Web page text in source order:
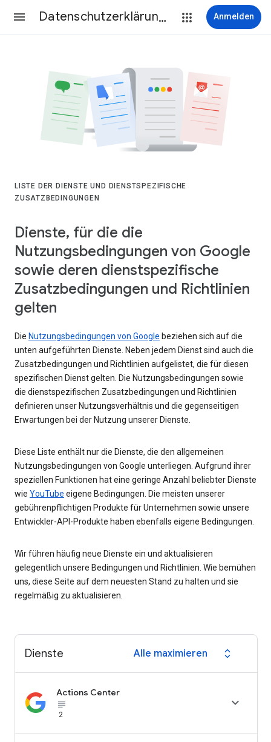
Datenschutzerklärung & Nutzungsbedingungen Anmelden
LISTE DER DIENSTE UND DIENSTSPEZIFISCHE
ZUSATZBEDINGUNGEN
Dienste, für die die
Nutzungsbedingungen von Google
sowie deren dienstspezifische
Zusatzbedingungen und Richtlinien
gelten
Die Nutzungsbedingungen von Google beziehen sich auf die
unten aufgeführten Dienste. Neben jedem Dienst sind auch die
Zusatzbedingungen und Richtlinien aufgelistet, die für diesen
spezifischen Dienst gelten. Die Nutzungsbedingungen sowie
die dienstspezifischen Zusatzbedingungen und Richtlinien
definieren unser Nutzungsverhältnis und die gegenseitigen
Erwartungen bei der Nutzung unserer Dienste.
Diese Liste enthält nur die Dienste, die den allgemeinen
Nutzungsbedingungen von Google unterliegen. Aufgrund ihrer
speziellen Funktionen hat eine geringe Anzahl beliebter Dienste
wie YouTube eigene Bedingungen. Die meisten unserer
gebührenpflichtigen Produkte für Unternehmen sowie unsere
Entwickler-API-Produkte haben ebenfalls eigene Bedingungen.
Wir führen häufig neue Dienste ein und aktualisieren
gelegentlich unsere Bedingungen und Richtlinien. Wie bemühen
uns, diese Seite auf dem neuesten Stand zu halten und sie
regelmäßig zu aktualisieren.
Dienste Alle maximieren expand_all
Actions Center
subject_black
2
